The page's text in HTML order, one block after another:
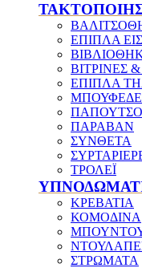
ΕΠΙΠΛΑ
ΒΙΤΡΙΝΕΣ
ΕΠΙΠΛΑ
ΠΑΡΑΒΑΝ
ΣΥΝΘΕΤΑ
ΤΡΟΛΕΪ
ΚΡΕΒΑΤΙΑ
ΚΟΜΟΔΙΝΑ
ΣΤΡΩΜΑΤΑ